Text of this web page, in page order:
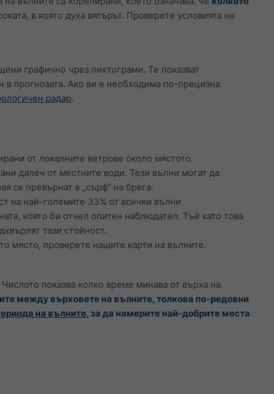
в която духа вятърът. Проверете условията на
графично чрез пиктограми. Те показват
прогнозата. Ако ви е необходима по-прецизна
радар.
от локалните ветрове около мястото.
далеч от местните води. Тези вълни могат да
се превърнат в „сърф“ на брега.
на най-големите 33% от всички вълни
която би отчел опитен наблюдател. Тъй като това
тази стойност.
място, проверете нашите карти на вълните.
показва колко време минава от върха на
между върховете на вълните, толкова по-редовни
на вълните, за да намерите най-добрите места.